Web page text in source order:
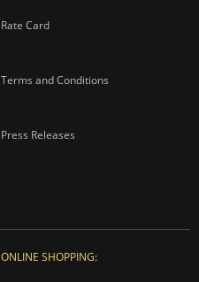
Rate Card
Terms and Conditions
Press Releases
ONLINE SHOPPING: